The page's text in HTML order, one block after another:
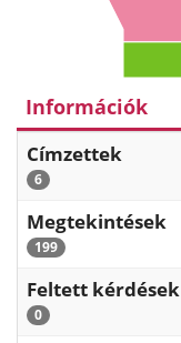
Információk
Címzettek
6
Megtekintések
199
Feltett kérdések
0